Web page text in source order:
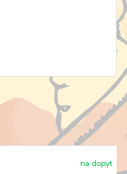
na dopyt